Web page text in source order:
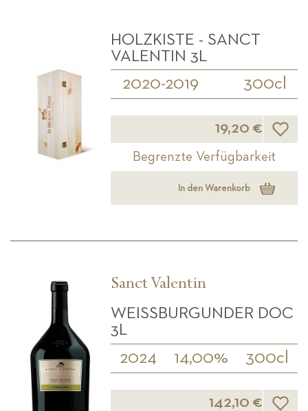
HOLZKISTE - SANCT
VALENTIN 3L
2020-2019 300cl
19,20 €
Begrenzte Verfügbarkeit
In den Warenkorb
Sanct Valentin
WEISSBURGUNDER DOC 3
L
2024 14,00% 300cl
142,10 €